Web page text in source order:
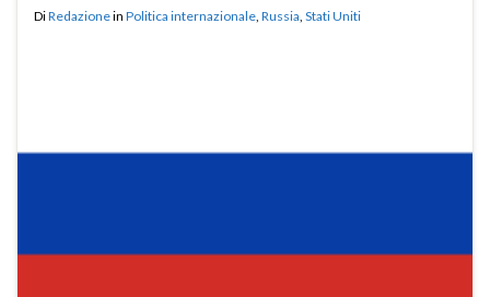
DiRedazionein Politica internazionale Russia Stati Uniti